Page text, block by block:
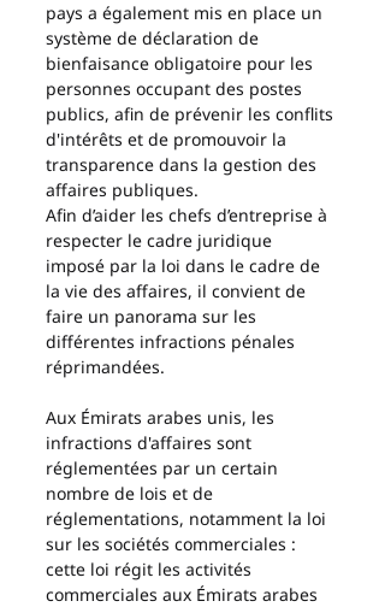
pays a également mis en place un
système de déclaration de
bienfaisance obligatoire pour les
personnes occupant des postes
publics, afin de prévenir les conflits
d'intérêts et de promouvoir la
transparence dans la gestion des
affaires publiques.
Afin d’aider les chefs d’entreprise à
respecter le cadre juridique
imposé par la loi dans le cadre de
la vie des affaires, il convient de
faire un panorama sur les
différentes infractions pénales
réprimandées.
Aux Émirats arabes unis, les
infractions d'affaires sont
réglementées par un certain
nombre de lois et de
réglementations, notamment la loi
sur les sociétés commerciales :
cette loi régit les activités
commerciales aux Émirats arabes